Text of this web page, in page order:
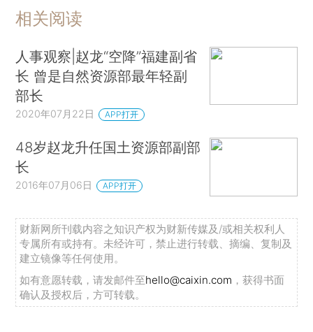
相关阅读
人事观察|赵龙“空降”福建副省
长 曾是自然资源部最年轻副
部长
2020年07月22日 APP打开
48岁赵龙升任国土资源部副部
长
2016年07月06日 APP打开
财新网所刊载内容之知识产权为财新传媒及/或相关权利人
专属所有或持有。未经许可，禁止进行转载、摘编、复制及
建立镜像等任何使用。
如有意愿转载，请发邮件至hello@caixin.com ，获得书面
确认及授权后，方可转载。